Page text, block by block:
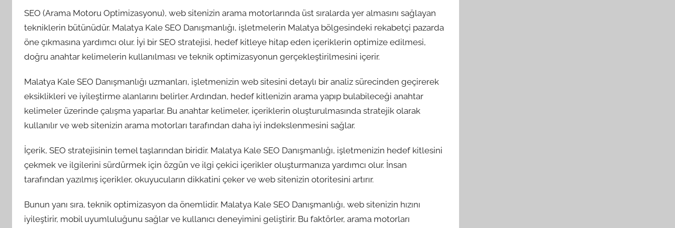
SEO (Arama Motoru Optimizasyonu), web sitenizin arama motorlarında üst sıralarda yer almasını sağlayan
tekniklerin bütünüdür. Malatya Kale SEO Danışmanlığı, işletmelerin Malatya bölgesindeki rekabetçi pazarda
öne çıkmasına yardımcı olur. İyi bir SEO stratejisi, hedef kitleye hitap eden içeriklerin optimize edilmesi,
doğru anahtar kelimelerin kullanılması ve teknik optimizasyonun gerçekleştirilmesini içerir.
Malatya Kale SEO Danışmanlığı uzmanları, işletmenizin web sitesini detaylı bir analiz sürecinden geçirerek
eksiklikleri ve iyileştirme alanlarını belirler. Ardından, hedef kitlenizin arama yapıp bulabileceği anahtar
kelimeler üzerinde çalışma yaparlar. Bu anahtar kelimeler, içeriklerin oluşturulmasında stratejik olarak
kullanılır ve web sitenizin arama motorları tarafından daha iyi indekslenmesini sağlar.
İçerik, SEO stratejisinin temel taşlarından biridir. Malatya Kale SEO Danışmanlığı, işletmenizin hedef kitlesini
çekmek ve ilgilerini sürdürmek için özgün ve ilgi çekici içerikler oluşturmanıza yardımcı olur. İnsan
tarafından yazılmış içerikler, okuyucuların dikkatini çeker ve web sitenizin otoritesini artırır.
Bunun yanı sıra, teknik optimizasyon da önemlidir. Malatya Kale SEO Danışmanlığı, web sitenizin hızını
iyileştirir, mobil uyumluluğunu sağlar ve kullanıcı deneyimini geliştirir. Bu faktörler, arama motorları